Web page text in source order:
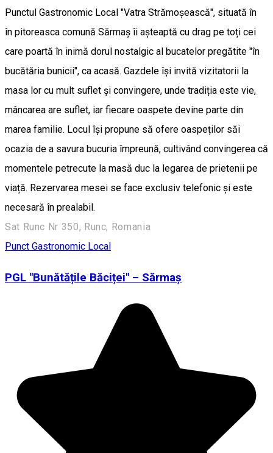
Punctul Gastronomic Local "Vatra Strămoșească", situată în
în pitoreasca comună Sărmaș îi așteaptă cu drag pe toți cei
care poartă în inimă dorul nostalgic al bucatelor pregătite "în
bucătăria bunicii", ca acasă. Gazdele își invită vizitatorii la
masa lor cu mult suflet și convingere, unde tradiția este vie,
mâncarea are suflet, iar fiecare oaspete devine parte din
marea familie. Locul își propune să ofere oaspeților săi
ocazia de a savura bucuria împreună, cultivând convingerea că
momentele petrecute la masă duc la legarea de prietenii pe
viață. Rezervarea mesei se face exclusiv telefonic și este
necesară în prealabil.
Sat Runc Nr 350, Runc, Romania
Punct Gastronomic Local
PGL "Bunătățile Băciței" – Sărmaș